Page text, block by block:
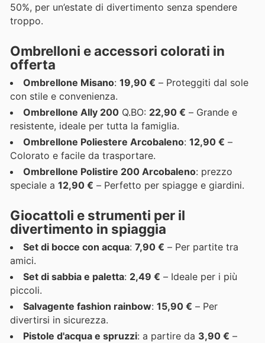
50%, per un’estate di divertimento senza spendere
troppo.
Ombrelloni e accessori colorati in
offerta
Ombrellone Misano: 19,90 € – Proteggiti dal sole
con stile e convenienza.
Ombrellone Ally 200 Q.BO: 22,90 € – Grande e
resistente, ideale per tutta la famiglia.
Ombrellone Poliestere Arcobaleno: 12,90 € –
Colorato e facile da trasportare.
Ombrellone Polistire 200 Arcobaleno: prezzo
speciale a 12,90 € – Perfetto per spiagge e giardini.
Giocattoli e strumenti per il
divertimento in spiaggia
Set di bocce con acqua: 7,90 € – Per partite tra
amici.
Set di sabbia e paletta: 2,49 € – Ideale per i più
piccoli.
Salvagente fashion rainbow: 15,90 € – Per
divertirsi in sicurezza.
Pistole d'acqua e spruzzi: a partire da 3,90 € –